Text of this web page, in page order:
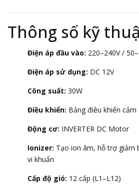
Thông số kỹ
Điện áp đầu vào: 220–240V /
Điện áp sử dụng: DC 12V
Công suất: 30W
Điều khiển: Bảng điều khiển
Động cơ: INVERTER DC Motor
Ionizer: Tạo ion âm, hỗ trợ giảm
vi khuẩn
Cấp độ gió: 12 cấp (L1–L12)